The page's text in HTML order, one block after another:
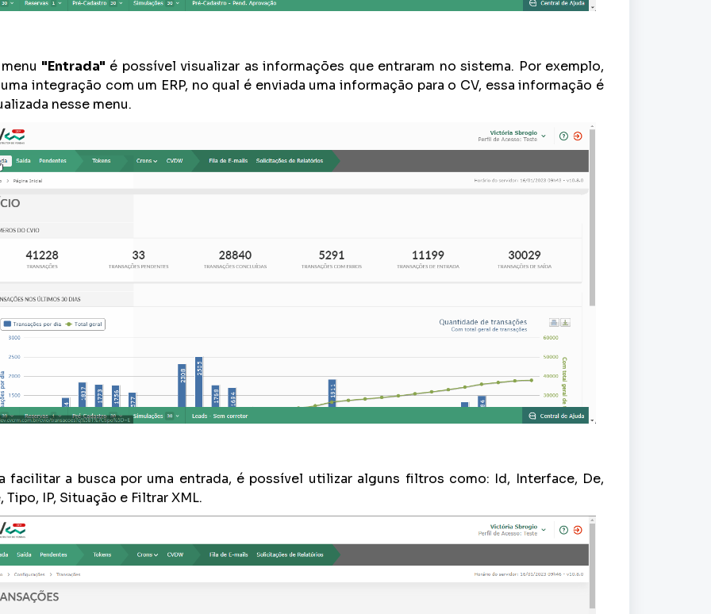
"Entrada" é possível visualizar as informações que entraram no sistema. Por exemplo,
integração com um ERP, no qual é enviada uma informação para o CV, essa informação é
nesse menu.
facilitar a busca por uma entrada, é possível utilizar alguns filtros como: Id, Interface, De,
Tipo, IP, Situação e Filtrar XML.